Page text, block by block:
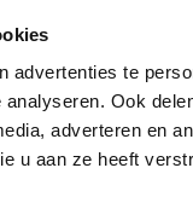
advertenties te
Ook
adverteren en
u aan ze heeft